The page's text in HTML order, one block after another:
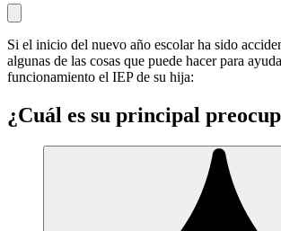
Si el inicio del nuevo año escolar ha sido
algunas de las cosas que puede hacer para
funcionamiento el IEP de su hija:
¿Cuál es su principal